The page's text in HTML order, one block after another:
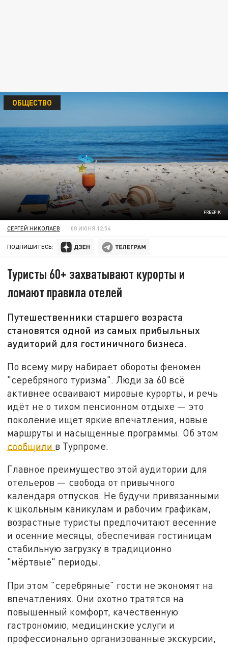
FREEPIK
ОБЩЕСТВО
СЕРГЕЙ НИКОЛАЕВ 08 ИЮНЯ 12:54
ПОДПИШИТЕСЬ:
Туристы 60+ захватывают курорты и
ломают правила отелей
Путешественники старшего возраста
становятся одной из самых прибыльных
аудиторий для гостиничного бизнеса.
По всему миру набирает обороты феномен
"серебряного туризма". Люди за 60 всё
активнее осваивают мировые курорты, и речь
идёт не о тихом пенсионном отдыхе — это
поколение ищет яркие впечатления, новые
маршруты и насыщенные программы. Об этом
сообщили в Турпроме.
Главное преимущество этой аудитории для
отельеров — свобода от привычного
календаря отпусков. Не будучи привязанными
к школьным каникулам и рабочим графикам,
возрастные туристы предпочитают весенние
и осенние месяцы, обеспечивая гостиницам
стабильную загрузку в традиционно
"мёртвые" периоды.
При этом "серебряные" гости не экономят на
впечатлениях. Они охотно тратятся на
повышенный комфорт, качественную
гастрономию, медицинские услуги и
профессионально организованные экскурсии,